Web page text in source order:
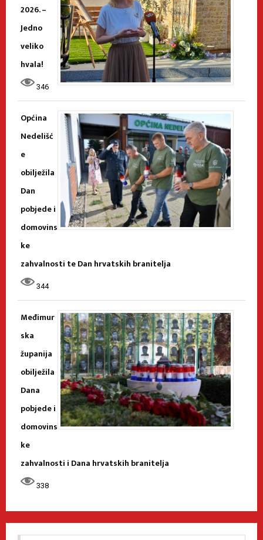
2026. –
Jedno
veliko
hvala!
346
Općina
Nedelišć
e
obilježila
Dan
pobjede i
domovins
ke
zahvalnosti te Dan hrvatskih branitelja
344
Međimur
ska
županija
obilježila
Dana
pobjede i
domovins
ke
zahvalnosti i Dana hrvatskih branitelja
338